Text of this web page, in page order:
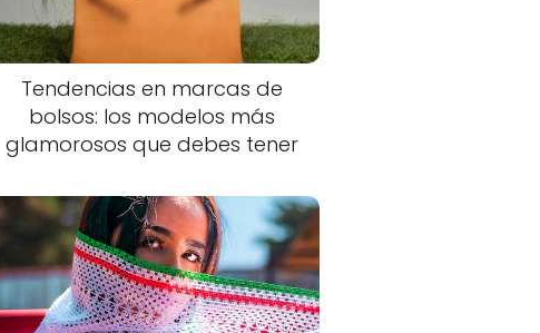
Tendencias en marcas de
bolsos: los modelos más
glamorosos que debes tener